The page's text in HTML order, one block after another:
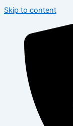
Skip to content